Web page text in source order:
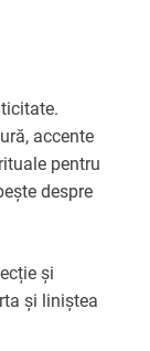
accente
pentru
despre
și
și liniștea